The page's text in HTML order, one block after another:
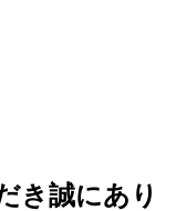
き誠にあり